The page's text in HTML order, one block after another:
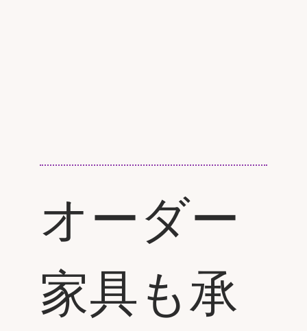
オーダー
家具も承